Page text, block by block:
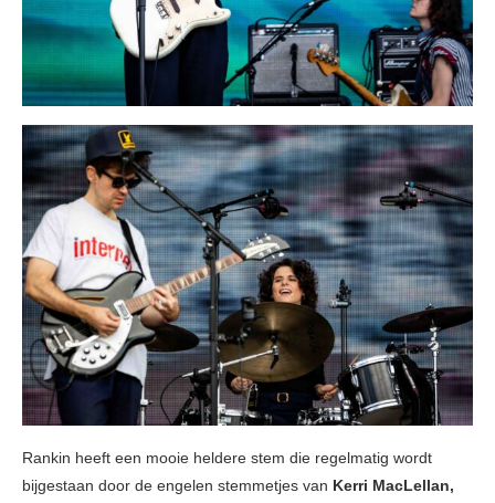
Rankin heeft een mooie heldere stem die regelmatig wordt
bijgestaan door de engelen stemmetjes van Kerri MacLellan,